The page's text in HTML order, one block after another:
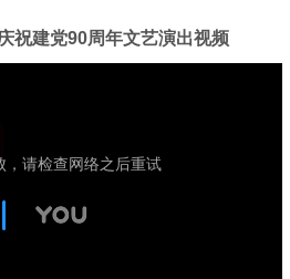
祝建党90周年文艺演出视频
清
洗
洗
术,